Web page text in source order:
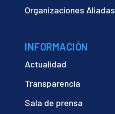
Organizaciones Aliadas
INFORMACIÓN
Actualidad
Transparencia
Sala de prensa